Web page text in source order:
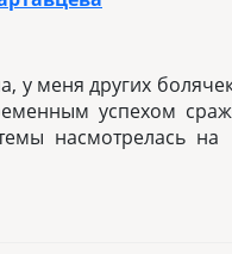
у меня других болячек
успехом
насмотрелась